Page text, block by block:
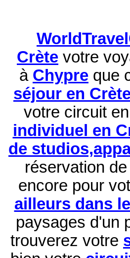
Crète votre
à Chypre que
séjour en
votre circuit
individuel en
de
réservation de
encore pour
ailleurs dans
paysages d'un
trouverez votre